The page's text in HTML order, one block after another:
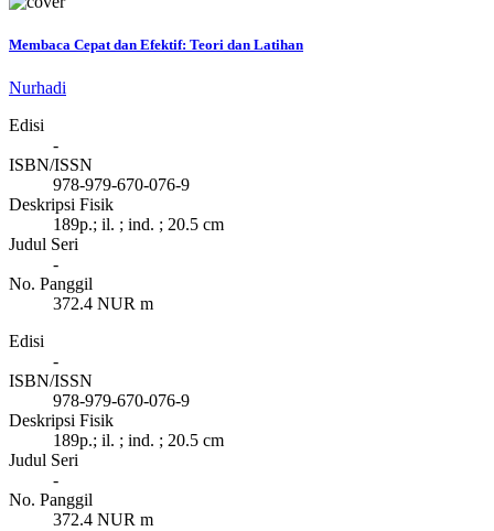
Membaca Cepat dan Efektif: Teori dan Latihan
Nurhadi
Edisi
-
ISBN/ISSN
978-979-670-076-9
Deskripsi Fisik
189p.; il. ; ind. ; 20.5 cm
Judul Seri
-
No. Panggil
372.4 NUR m
Edisi
-
ISBN/ISSN
978-979-670-076-9
Deskripsi Fisik
189p.; il. ; ind. ; 20.5 cm
Judul Seri
-
No. Panggil
372.4 NUR m